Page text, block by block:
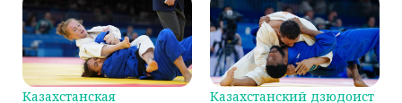
Казахстанская
Казахстанский дзюдоист